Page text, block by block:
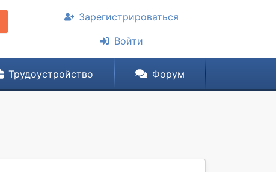
Зарегистрироваться
Войти
Трудоустройство Форум